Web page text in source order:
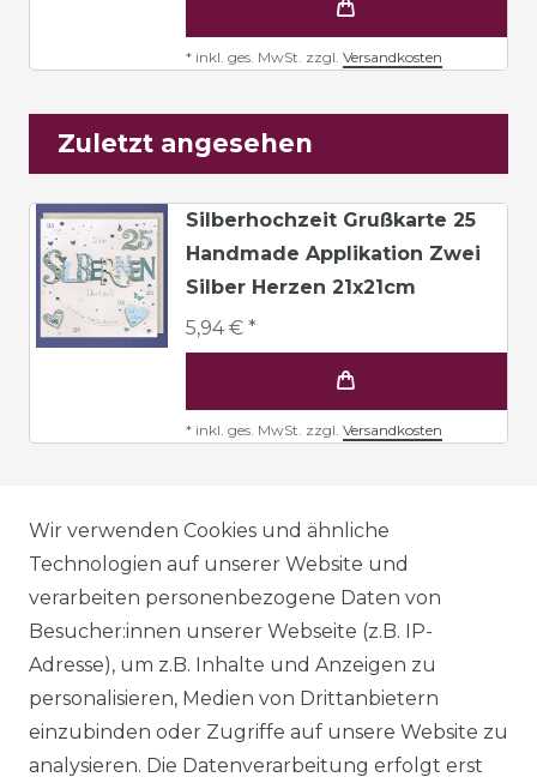
* inkl. ges. MwSt. zzgl. Versandkosten
Zuletzt angesehen
Silberhochzeit Grußkarte 25
Handmade Applikation Zwei
Silber Herzen 21x21cm
5,94 € *
* inkl. ges. MwSt. zzgl. Versandkosten
AGB
DATENSCHUTZERKLÄRUNG
WIDERRUFSRECHT
Wir verwenden Cookies und ähnliche
Technologien auf unserer Website und
verarbeiten personenbezogene Daten von
Besucher:innen unserer Webseite (z.B. IP-
Adresse), um z.B. Inhalte und Anzeigen zu
personalisieren, Medien von Drittanbietern
einzubinden oder Zugriffe auf unsere Website zu
analysieren. Die Datenverarbeitung erfolgt erst